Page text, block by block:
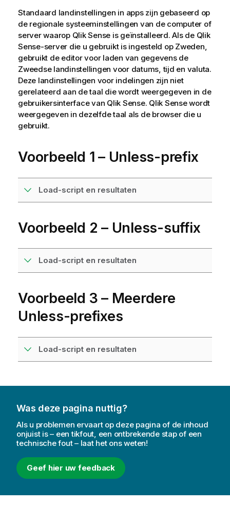
Standaard landinstellingen in apps zijn gebaseerd op
de regionale systeeminstellingen van de computer of
server waarop Qlik Sense is geïnstalleerd. Als de Qlik
Sense-server die u gebruikt is ingesteld op Zweden,
gebruikt de editor voor laden van gegevens de
Zweedse landinstellingen voor datums, tijd en valuta.
Deze landinstellingen voor indelingen zijn niet
gerelateerd aan de taal die wordt weergegeven in de
gebruikersinterface van Qlik Sense. Qlik Sensewordt
weergegeven in dezelfde taal als de browser die u
gebruikt.
Voorbeeld 1 – Unless-prefix
Load-script en resultaten
Voorbeeld 2 – Unless-suffix
Load-script en resultaten
Voorbeeld 3 – Meerdere
Unless-prefixes
Load-script en resultaten
Was deze pagina nuttig?
Als u problemen ervaart op deze pagina of de inhoud
onjuist is – een tikfout, een ontbrekende stap of een
technische fout – laat het ons weten!
Geef hier uw feedback